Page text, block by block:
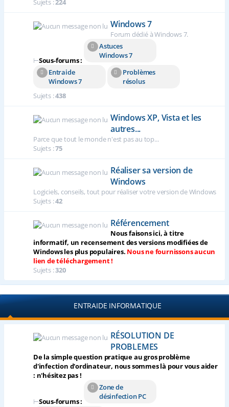
Windows 7
Forum dédié à Windows 7.
⊢Sous-forums :
Astuces
Windows 7
Entraide
Windows 7
Problèmes
résolus
Sujets :438
Windows XP, Vista et les
autres...
Parce que tout le monde n'est pas au top...
Sujets :75
Réaliser sa version de
Windows
Logiciels, conseils, tout pour réaliser votre version de Windows
Sujets :42
Référencement
Nous faisons ici, à titre
informatif, un recensement des versions modifiées de
Windows les plus populaires. Nous ne fournissons aucun
lien de téléchargement !
Sujets :320
ENTRAIDE INFORMATIQUE
RÉSOLUTION DE
PROBLEMES
De la simple question pratique au gros problème
d'infection d'ordinateur, nous sommes là pour vous aider
: n'hésitez pas !
⊢Sous-forums :
Zone de
désinfection PC